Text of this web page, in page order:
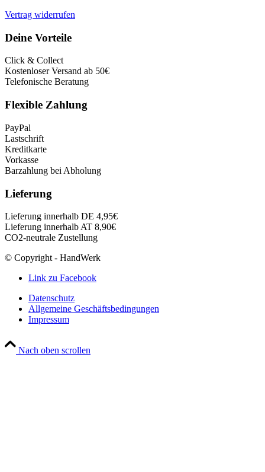
Vertrag widerrufen
Deine Vorteile
Click & Collect
Kostenloser Versand ab 50€
Telefonische Beratung
Flexible Zahlung
PayPal
Lastschrift
Kreditkarte
Vorkasse
Barzahlung bei Abholung
Lieferung
Lieferung innerhalb DE 4,95€
Lieferung innerhalb AT 8,90€
CO2-neutrale Zustellung
© Copyright - HandWerk
Link zu Facebook
Datenschutz
Allgemeine Geschäftsbedingungen
Impressum
Nach oben scrollen